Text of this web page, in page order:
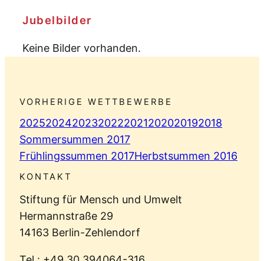
Jubelbilder
Keine Bilder vorhanden.
VORHERIGE WETTBEWERBE
20252024202320222021202020192018
Sommersummen 2017
Frühlingssummen 2017Herbstsummen 2016
KONTAKT
Stiftung für Mensch und Umwelt
Hermannstraße 29
14163 Berlin-Zehlendorf